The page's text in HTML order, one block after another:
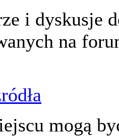
i dyskusje
na
mogą